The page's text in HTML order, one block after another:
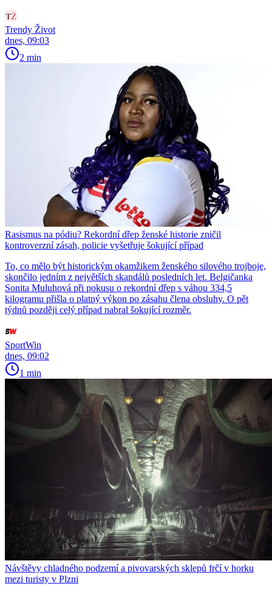
Trendy Život
dnes, 09:03
2 min
Rasismus na pódiu? Rekordní dřep ženské historie zničil
kontroverzní zásah, policie vyšetřuje šokující případ
To, co mělo být historickým okamžikem ženského silového trojboje,
skončilo jedním z největších skandálů posledních let. Belgičanka
Sonita Muluhová při pokusu o rekordní dřep s váhou 334,5
kilogramu přišla o platný výkon po zásahu člena obsluhy. O pět
týdnů později celý případ nabral šokující rozměr.
SportWin
dnes, 09:02
1 min
Návštěvy chladného podzemí a pivovarských sklepů frčí v horku
mezi turisty v Plzni